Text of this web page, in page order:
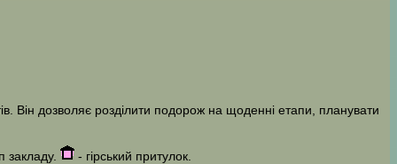
Він дозволяє розділити подорож на щоденні етапи, планувати
закладу.
- гірський притулок.